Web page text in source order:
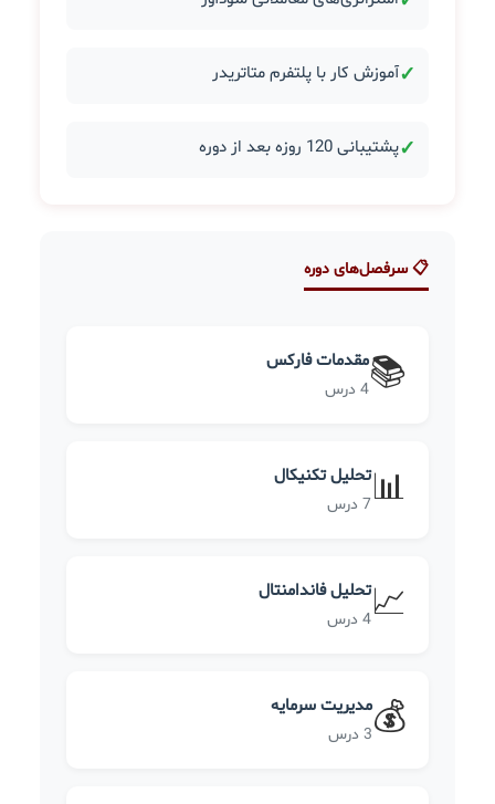
✓آموزش کار با پلتفرم متاتریدر
✓پشتیبانی 120 روزه بعد از دوره
📋 سرفصل‌های دوره
📚مقدمات فارکس
4 درس
📊تحلیل تکنیکال
7 درس
📈تحلیل فاندامنتال
4 درس
💰مدیریت سرمایه
3 درس